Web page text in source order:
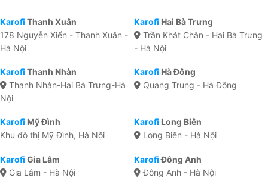
Karofi Thanh Xuân
178 Nguyễn Xiển - Thanh Xuân -
Hà Nội
Karofi Hai Bà Trưng
Trần Khát Chân - Hai Bà Trưng
- Hà Nội
Karofi Thanh Nhàn
Thanh Nhàn-Hai Bà Trưng-Hà
Nội
Karofi Hà Đông
Quang Trung - Hà Đông
Karofi Mỹ Đình
Khu đô thị Mỹ Đình, Hà Nội
Karofi Long Biên
Long Biên - Hà Nội
Karofi Gia Lâm
Gia Lâm - Hà Nội
KarofiĐông Anh
Đông Anh - Hà Nội